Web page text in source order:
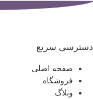
دسترسی سریع
صفحه اصلی
فروشگاه
وبلاگ